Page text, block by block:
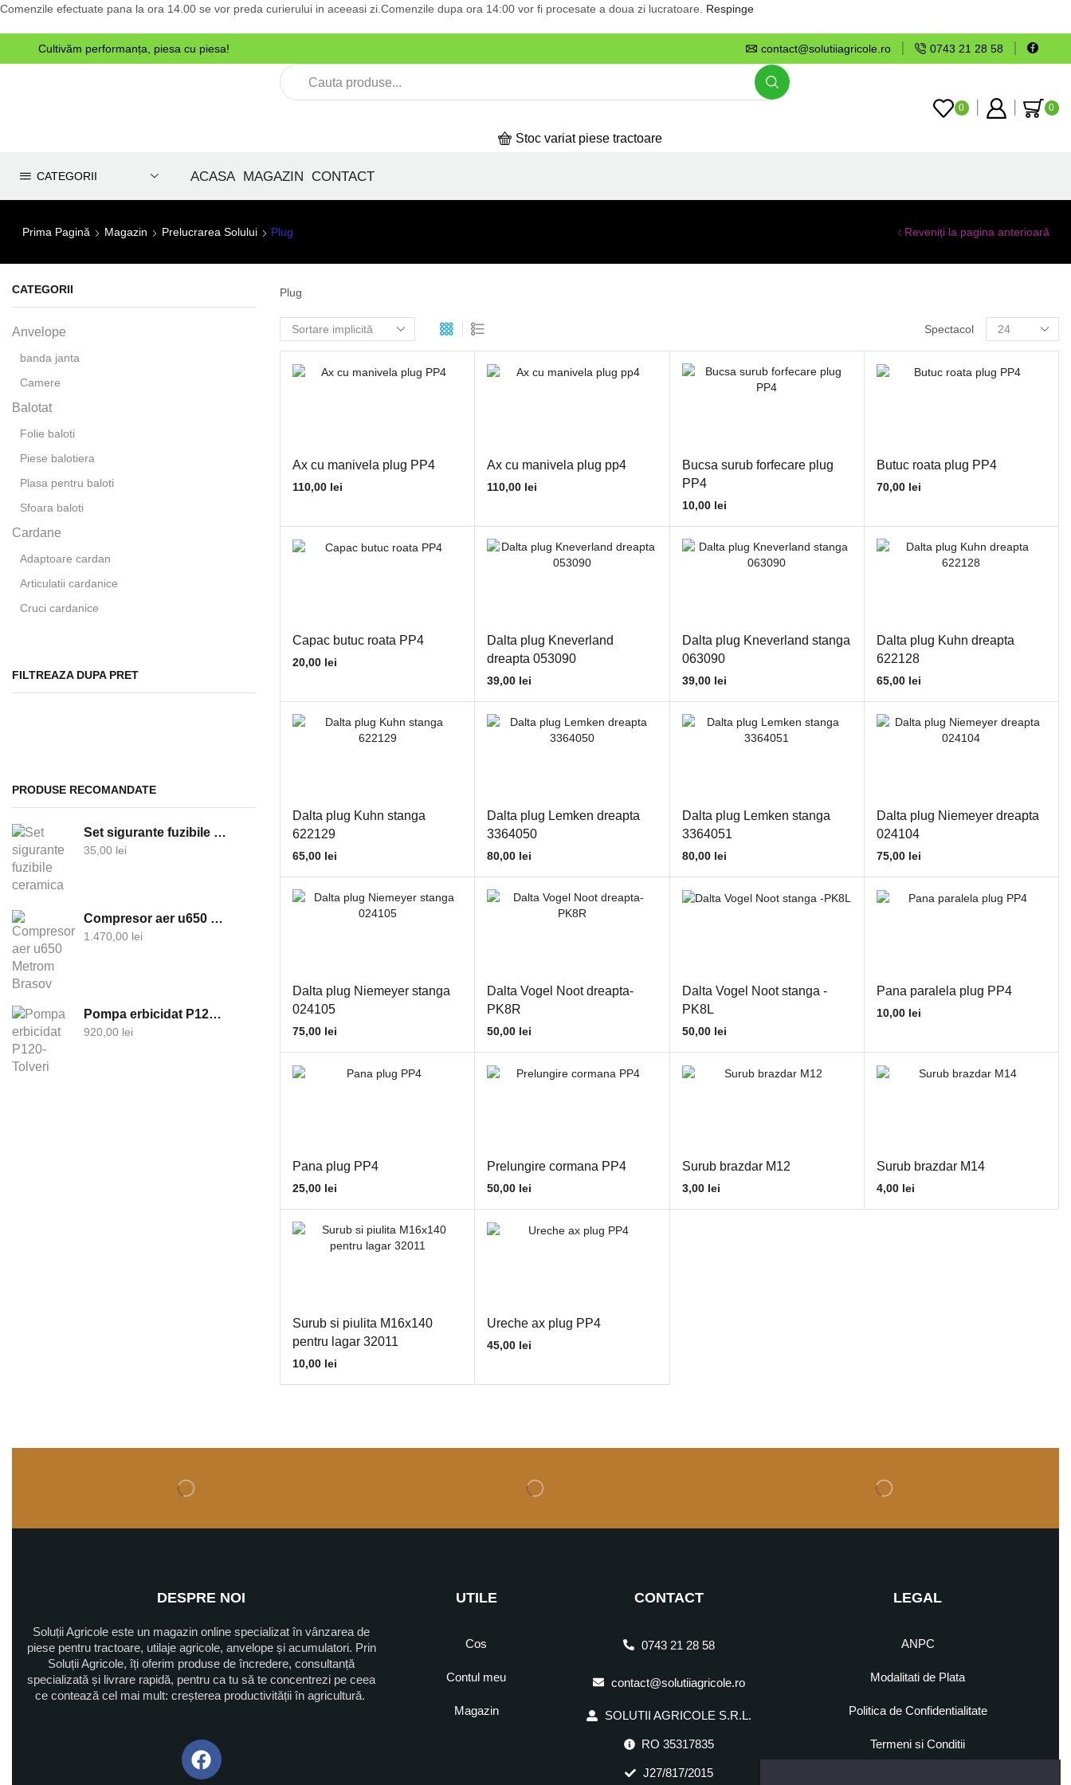
Comenzile efectuate pana la ora 14.00 se vor preda curierului in aceeasi zi.Comenzile dupa ora 14:00 vor fi procesate a doua zi lucratoare. Respinge
Cultivăm performanța, piesa cu piesa! contact@solutiiagricole.ro 0743 21 28 58
Stoc variat piese tractoare
0 0
CATEGORII ACASA MAGAZIN CONTACT
Prima Pagină Magazin Prelucrarea Solului Plug Reveniți la pagina anterioară
Plug
Spectacol
Ax cu manivela plug PP4
110,00 lei
Ax cu manivela plug pp4
110,00 lei
Bucsa surub forfecare plug
PP4
10,00 lei
Butuc roata plug PP4
70,00 lei
Capac butuc roata PP4
20,00 lei
Dalta plug Kneverland
dreapta 053090
39,00 lei
Dalta plug Kneverland stanga
063090
39,00 lei
Dalta plug Kuhn dreapta
622128
65,00 lei
Dalta plug Kuhn stanga
622129
65,00 lei
Dalta plug Lemken dreapta
3364050
80,00 lei
Dalta plug Lemken stanga
3364051
80,00 lei
Dalta plug Niemeyer dreapta
024104
75,00 lei
Dalta plug Niemeyer stanga
024105
75,00 lei
Dalta Vogel Noot dreapta-
PK8R
50,00 lei
Dalta Vogel Noot stanga -
PK8L
50,00 lei
Pana paralela plug PP4
10,00 lei
Pana plug PP4
25,00 lei
Prelungire cormana PP4
50,00 lei
Surub brazdar M12
3,00 lei
Surub brazdar M14
4,00 lei
Surub si piulita M16x140
pentru lagar 32011
10,00 lei
Ureche ax plug PP4
45,00 lei
CATEGORII
Anvelope
banda janta
Camere
Balotat
Folie baloti
Piese balotiera
Plasa pentru baloti
Sfoara baloti
Cardane
Adaptoare cardan
Articulatii cardanice
Cruci cardanice
Alternatoare si componente
Becuri
Clesti cablu
Contacte cu cheie
Demaroare si componente
Faruri
Girofare
Lampi semnalizare
Proiectoare
Relee
Sigurante electrice
Tablou sigurante
furtune hidraulice
Furtune ulei
Geamuri
FILTREAZA DUPA PRET
PRODUSE RECOMANDATE
Set sigurante fuzibile ceramica
35,00 lei
Compresor aer u650 Metrom Brasov
1.470,00 lei
Pompa erbicidat P120-Tolveri
920,00 lei
DESPRE NOI
Soluții Agricole este un magazin online specializat în vânzarea de
piese pentru tractoare, utilaje agricole, anvelope și acumulatori. Prin
Soluții Agricole, îți oferim produse de încredere, consultanță
specializată și livrare rapidă, pentru ca tu să te concentrezi pe ceea
ce contează cel mai mult: creșterea productivității în agricultură.
UTILE
Cos
Contul meu
Magazin
CONTACT
0743 21 28 58
contact@solutiiagricole.ro
SOLUTII AGRICOLE S.R.L.
RO 35317835
J27/817/2015
LEGAL
ANPC
Modalitati de Plata
Politica de Confidentialitate
Termeni si Conditii